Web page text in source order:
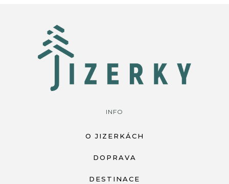
INFO
O JIZERKÁCH
DOPRAVA
DESTINACE